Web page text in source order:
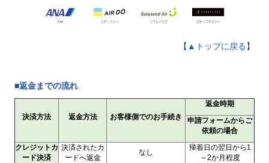
【 ▲トップに戻る 】
■返金までの流れ
決済方法 返金方法 お客様側でのお手続き
返金時期
申請フォームからご
依頼の場合
クレジットカ
ード決済
決済されたカ
ードへ返金
なし
帰着日の翌日から1
～2か月程度